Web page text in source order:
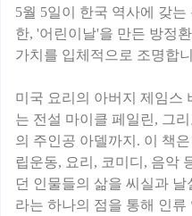
5월 5일이 한국 역사에 갖
한, '어린이날'을 만든 방정
가치를 입체적으로 조명합
미국 요리의 아버지 제임스
는 전설 마이클 페일린, 그
의 주인공 아델까지. 이 책
립운동, 요리, 코미디, 음악
던 인물들의 삶을 씨실과 날
라는 하나의 점을 통해 인